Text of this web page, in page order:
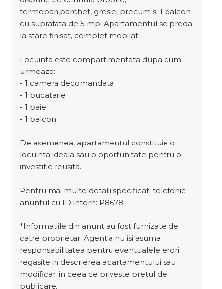
termopan,parchet, gresie, precum si 1 balcon
cu suprafata de 5 mp. Apartamentul se preda
la stare finisat, complet mobilat.
Locuinta este compartimentata dupa cum
urmeaza:
- 1 camera decomandata
- 1 bucatarie
- 1 baie
- 1 balcon
De asemenea, apartamentul constituie o
locuinta ideala sau o oportunitate pentru o
investitie reusita.
Pentru mai multe detalii specificati telefonic
anuntul cu ID intern: P8678
*Informatiile din anunt au fost furnizate de
catre proprietar. Agentia nu isi asuma
responsabilitatea pentru eventualele erori
regasite in descrierea apartamentului sau
modificari in ceea ce priveste pretul de
publicare.